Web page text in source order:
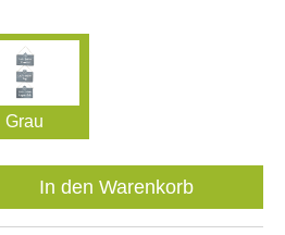
Grau
den gewünschten
In den Warenkorb